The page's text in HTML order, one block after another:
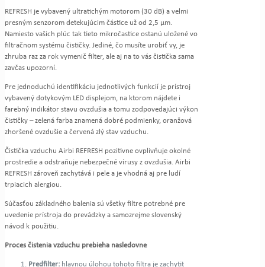
REFRESH je vybavený ultratichým motorom (30 dB) a velmi
presným senzorom detekujúcim částice už od 2,5 μm.
Namiesto vašich plúc tak tieto mikročastice ostanú uložené vo
filtračnom systému čističky. Jediné, čo musíte urobiť vy, je
zhruba raz za rok vymenič filter, ale aj na to vás čistička sama
zavčas upozorní.
Pre jednoduchú identifikáciu jednotlivých funkcií je prístroj
vybavený dotykovým LED displejom, na ktorom nájdete i
farebný indikátor stavu ovzdušia a tomu zodpovedajúci výkon
čističky – zelená farba znamená dobré podmienky, oranžová
zhoršené ovzdušie a červená zlý stav vzduchu.
Čistička vzduchu Airbi REFRESH pozitivne ovplivňuje okolné
prostredie a odstraňuje nebezpečné vírusy z ovzdušia. Airbi
REFRESH zároveň zachytává i pele a je vhodná aj pre ludí
trpiacich alergiou.
Súčasťou základného balenia sú všetky filtre potrebné pre
uvedenie prístroja do prevádzky a samozrejme slovenský
návod k použitiu.
Proces čistenia vzduchu prebieha nasledovne
Predfilter: hlavnou úlohou tohoto filtra je zachytit